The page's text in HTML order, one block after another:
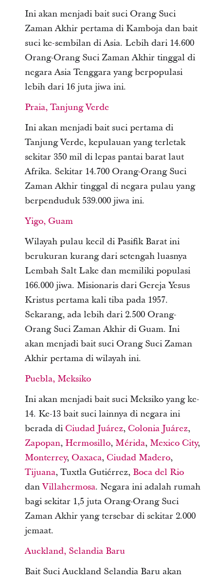
Ini akan menjadi bait suci Orang Suci
Zaman Akhir pertama di Kamboja dan bait
suci ke-sembilan di Asia. Lebih dari 14.600
Orang-Orang Suci Zaman Akhir tinggal di
negara Asia Tenggara yang berpopulasi
lebih dari 16 juta jiwa ini.
Praia, Tanjung Verde
Ini akan menjadi bait suci pertama di
Tanjung Verde, kepulauan yang terletak
sekitar 350 mil di lepas pantai barat laut
Afrika. Sekitar 14.700 Orang-Orang Suci
Zaman Akhir tinggal di negara pulau yang
berpenduduk 539.000 jiwa ini.
Yigo, Guam
Wilayah pulau kecil di Pasifik Barat ini
berukuran kurang dari setengah luasnya
Lembah Salt Lake dan memiliki populasi
166.000 jiwa. Misionaris dari Gereja Yesus
Kristus pertama kali tiba pada 1957.
Sekarang, ada lebih dari 2.500 Orang-
Orang Suci Zaman Akhir di Guam. Ini
akan menjadi bait suci Orang Suci Zaman
Akhir pertama di wilayah ini.
Puebla, Meksiko
Ini akan menjadi bait suci Meksiko yang ke-
14. Ke-13 bait suci lainnya di negara ini
berada di Ciudad Juárez, Colonia Juárez,
Zapopan, Hermosillo, Mérida, Mexico City,
Monterrey, Oaxaca, Ciudad Madero,
Tijuana, Tuxtla Gutiérrez, Boca del Rio
danVillahermosa. Negara ini adalah rumah
bagi sekitar 1,5 juta Orang-Orang Suci
Zaman Akhir yang tersebar di sekitar 2.000
jemaat.
Auckland, Selandia Baru
Bait Suci Auckland Selandia Baru akan